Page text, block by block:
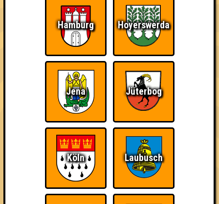
Quizveteran
Wir sind immer bei
Euch!
Nerven aus Stahl
The Amount of
Teilnahmen is too
damn high
Ich war da, vor 3000
Da-Da Da! Da-Da Da!
Hamburg Hoyerswerda
Jena Jüterbog
Köln Laubusch